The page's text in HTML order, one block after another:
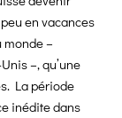
en vacances
monde –
–, qu’une
La période
inédite dans